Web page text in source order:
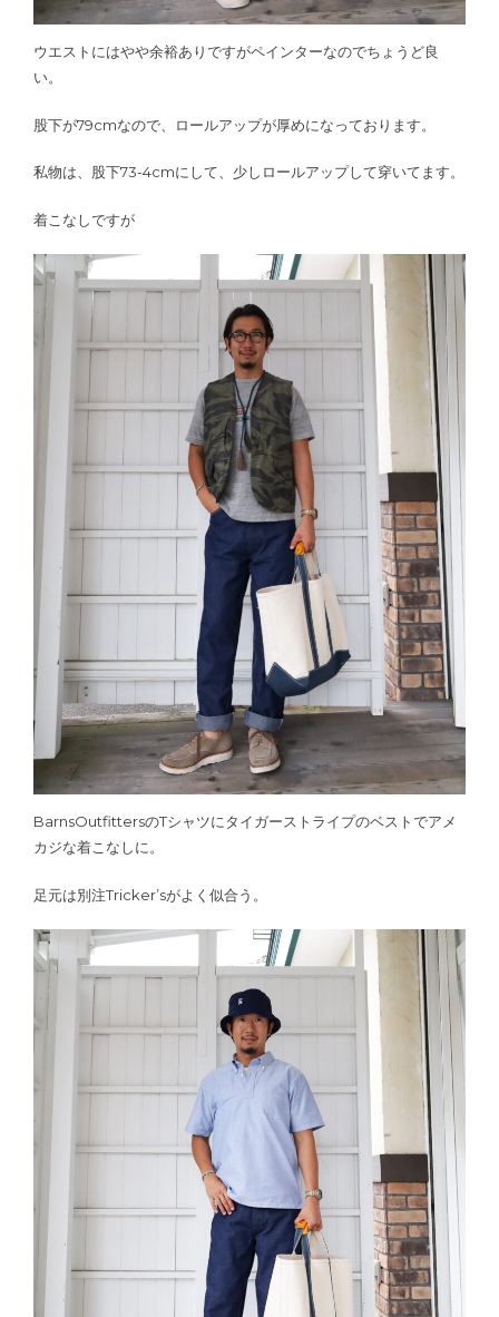
ウエストにはやや余裕ありですがペインターなのでちょうど良
い。
股下が79cmなので、ロールアップが厚めになっております。
私物は、股下73-4cmにして、少しロールアップして穿いてます。
着こなしですが
BarnsOutfittersのTシャツにタイガーストライプのベストでアメ
カジな着こなしに。
足元は別注Tricker’sがよく似合う。